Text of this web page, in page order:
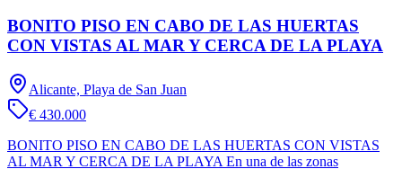
BONITO PISO EN CABO DE LAS HUERTAS
CON VISTAS AL MAR Y CERCA DE LA PLAYA
Alicante, Playa de San Juan
€ 430.000
BONITO PISO EN CABO DE LAS HUERTAS CON VISTAS
AL MAR Y CERCA DE LA PLAYA En una de las zonas